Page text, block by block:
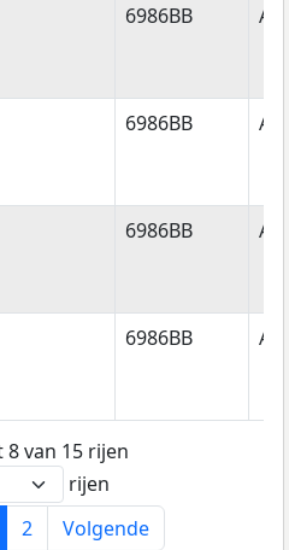
6986BB
6986BB
6986BB
6986BB
8 van 15 rijen
rijen
2 Volgende